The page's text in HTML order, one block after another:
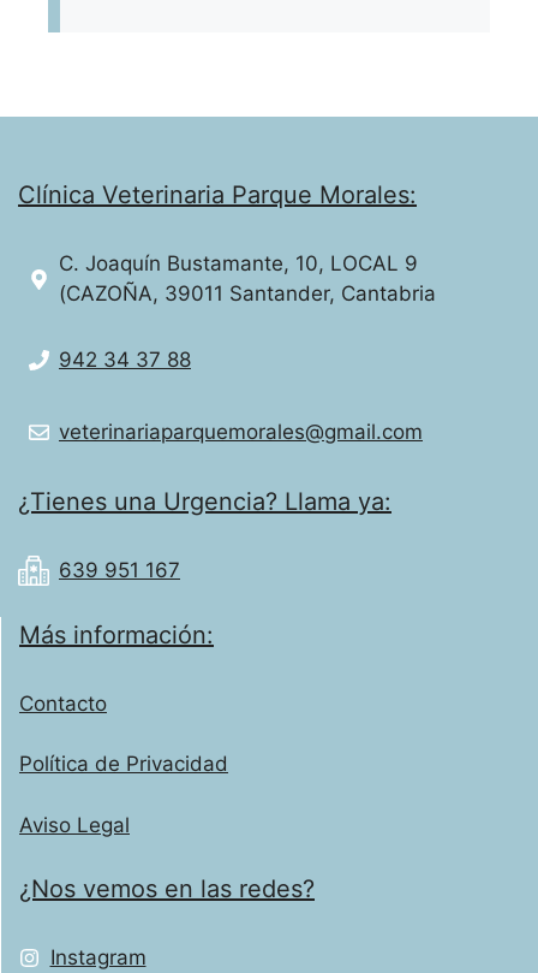
Clínica Veterinaria Parque Morales:
C. Joaquín Bustamante, 10, LOCAL 9
(CAZOÑA, 39011 Santander, Cantabria
942 34 37 88
veterinariaparquemorales@gmail.com
¿Tienes una Urgencia? Llama ya:
639 951 167
Más información:
Contacto
Política de Privacidad
Aviso Legal
¿Nos vemos en las redes?
Instagram